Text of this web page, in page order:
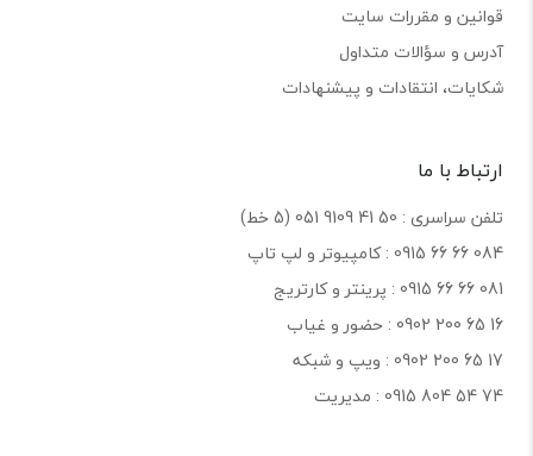
قوانین و مقررات سایت
آدرس و سؤالات متداول
شکایات، انتقادات و پیشنهادات
ارتباط با ما
تلفن سراسری : 50 41 9109 051 (5 خط)
084 66 66 0915 : کامپیوتر و لپ تاپ
081 66 66 0915 : پرینتر و کارتریج
16 65 200 0902 : حضور و غیاب
17 65 200 0902 : ویپ و شبکه
74 54 804 0915 : مدیریت